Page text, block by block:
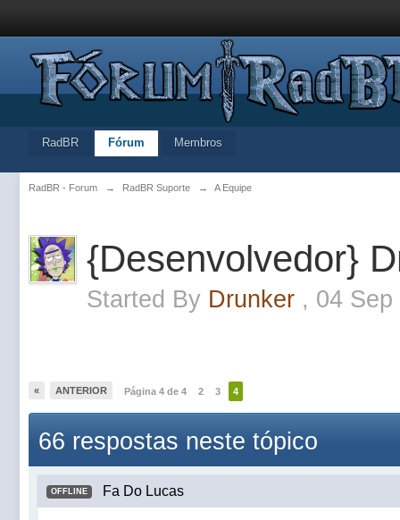
RadBR Fórum Membros
RadBR - Forum → RadBR Suporte → A Equipe
{Desenvolvedor}
Started By Drunker , 04
« ANTERIOR Página 4 de 4 2 3 4
66 respostas neste tópico
OFFLINE Fa Do Lucas